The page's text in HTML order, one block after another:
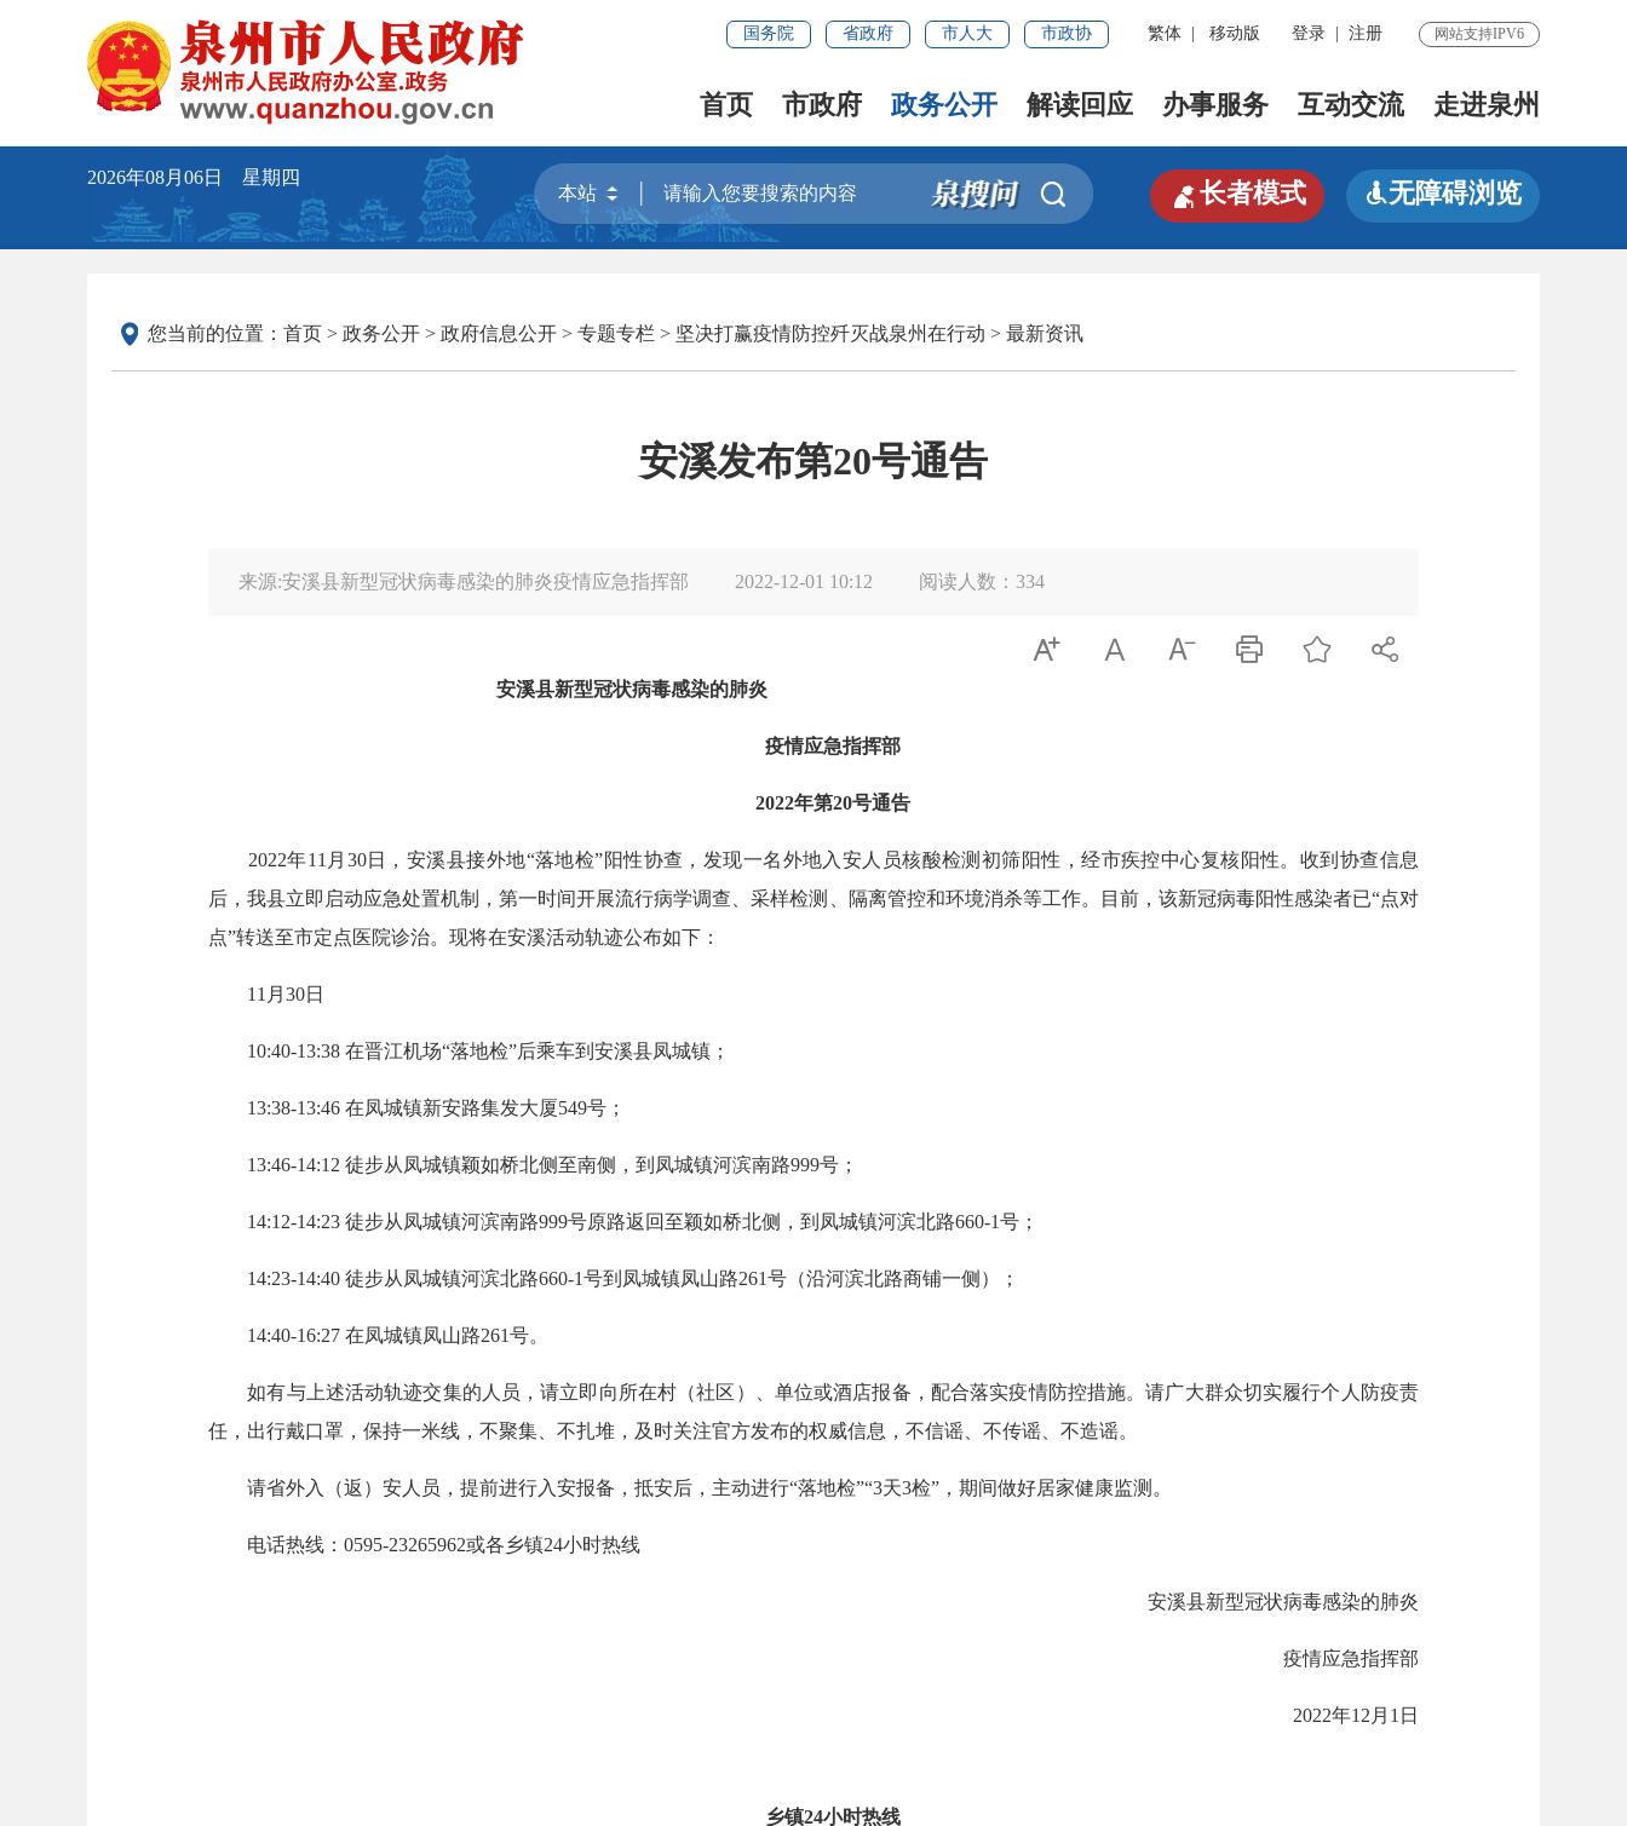
国务院 省政府 市人大 市政协 繁体 移动版 登录 注册 网站支持IPV6
首页 市政府 政务公开 解读回应 办事服务 互动交流 走进泉州
2026年08月06日 星期四
 长者模式 无障碍浏览
您当前的位置： 首页 > 政务公开 > 政府信息公开 > 专题专栏 > 坚决打赢疫情防控歼灭战泉州在行动 > 最新资讯
安溪发布第20号通告
来源:安溪县新型冠状病毒感染的肺炎疫情应急指挥部 2022-12-01 10:12 阅读人数： 334
     
安溪县新型冠状病毒感染的肺炎
疫情应急指挥部
2022年第20号通告
2022年11月30日，安溪县接外地“落地检”阳性协查，发现一名外地入安人员核酸检测初筛阳性，经市疾控中心复核阳性。收到协查信息
后，我县立即启动应急处置机制，第一时间开展流行病学调查、采样检测、隔离管控和环境消杀等工作。目前，该新冠病毒阳性感染者已“点对
点”转送至市定点医院诊治。现将在安溪活动轨迹公布如下：
11月30日
10:40-13:38 在晋江机场“落地检”后乘车到安溪县凤城镇；
13:38-13:46 在凤城镇新安路集发大厦549号；
13:46-14:12 徒步从凤城镇颖如桥北侧至南侧，到凤城镇河滨南路999号；
14:12-14:23 徒步从凤城镇河滨南路999号原路返回至颖如桥北侧，到凤城镇河滨北路660-1号；
14:23-14:40 徒步从凤城镇河滨北路660-1号到凤城镇凤山路261号（沿河滨北路商铺一侧）；
14:40-16:27 在凤城镇凤山路261号。
如有与上述活动轨迹交集的人员，请立即向所在村（社区）、单位或酒店报备，配合落实疫情防控措施。请广大群众切实履行个人防疫责
任，出行戴口罩，保持一米线，不聚集、不扎堆，及时关注官方发布的权威信息，不信谣、不传谣、不造谣。
请省外入（返）安人员，提前进行入安报备，抵安后，主动进行“落地检”“3天3检”，期间做好居家健康监测。
电话热线：0595-23265962或各乡镇24小时热线
安溪县新型冠状病毒感染的肺炎
疫情应急指挥部
2022年12月1日
乡镇24小时热线